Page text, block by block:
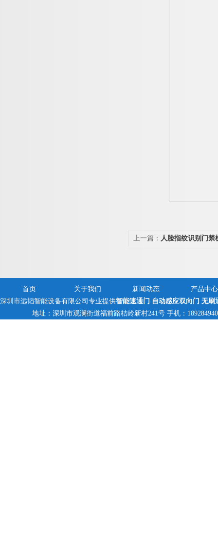
上一篇： 人脸指纹识别门禁
首页 关于我们 新闻动态
产品中心
深圳市远韬智能设备有限公司专业提供智能速通门 自动感应双向门 无刷
地址：深圳市观澜街道福前路桔岭新村241号 手机：